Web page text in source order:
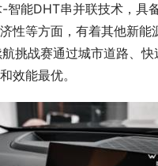
能DHT串并联技术，具
性等方面，有着其他新
挑战赛通过城市道路、
效能最优。